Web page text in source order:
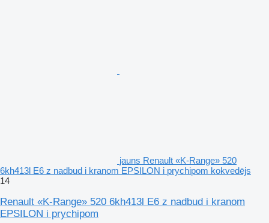
jauns Renault «K-Range» 520
6kh413l E6 z nadbud i kranom EPSILON i prychipom kokvedējs
14
Renault «K-Range» 520 6kh413l E6 z nadbud i kranom
EPSILON i prychipom